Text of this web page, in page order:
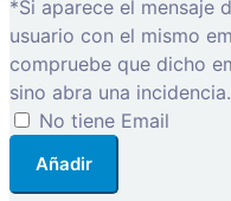
*Si aparece el mensaje
usuario con el mismo
compruebe que dicho
sino abra una incidencia.
No tiene Email
Añadir